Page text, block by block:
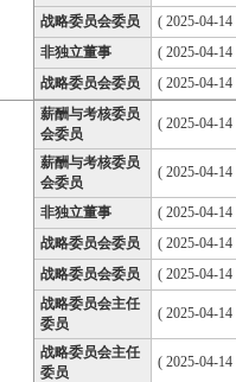
战略委员会委员
( 2025-04-
非独立董事
( 2025-04-
战略委员会委员
( 2025-04-
薪酬与考核委员
会委员
( 2025-04-
薪酬与考核委员
会委员
( 2025-04-
非独立董事
( 2025-04-
战略委员会委员
( 2025-04-
战略委员会委员
( 2025-04-
战略委员会主任
委员
( 2025-04-
战略委员会主任
委员
( 2025-04-